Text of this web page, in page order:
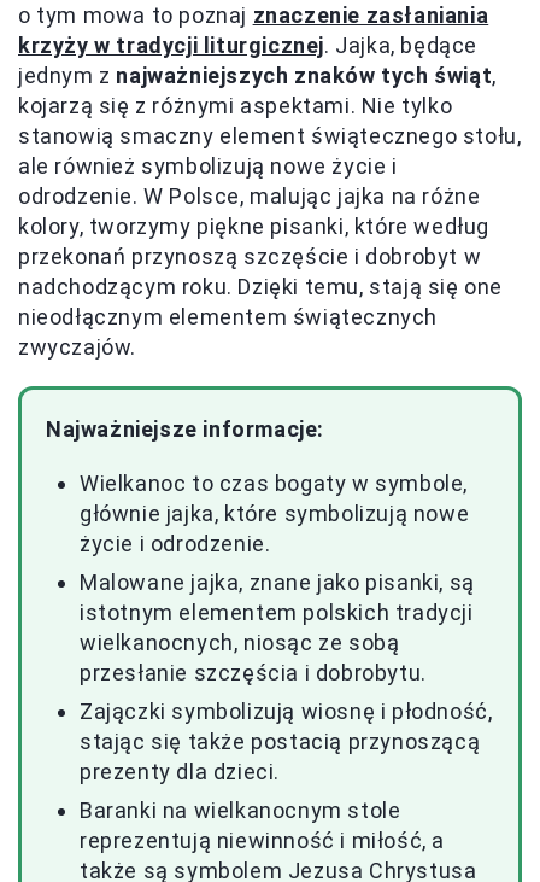
o tym mowa to poznaj znaczenie zasłaniania
krzyży w tradycji liturgicznej. Jajka, będące
jednym z najważniejszych znaków tych świąt,
kojarzą się z różnymi aspektami. Nie tylko
stanowią smaczny element świątecznego stołu,
ale również symbolizują nowe życie i
odrodzenie. W Polsce, malując jajka na różne
kolory, tworzymy piękne pisanki, które według
przekonań przynoszą szczęście i dobrobyt w
nadchodzącym roku. Dzięki temu, stają się one
nieodłącznym elementem świątecznych
zwyczajów.
Najważniejsze informacje:
Wielkanoc to czas bogaty w symbole,
głównie jajka, które symbolizują nowe
życie i odrodzenie.
Malowane jajka, znane jako pisanki, są
istotnym elementem polskich tradycji
wielkanocnych, niosąc ze sobą
przesłanie szczęścia i dobrobytu.
Zajączki symbolizują wiosnę i płodność,
stając się także postacią przynoszącą
prezenty dla dzieci.
Baranki na wielkanocnym stole
reprezentują niewinność i miłość, a
także są symbolem Jezusa Chrystusa